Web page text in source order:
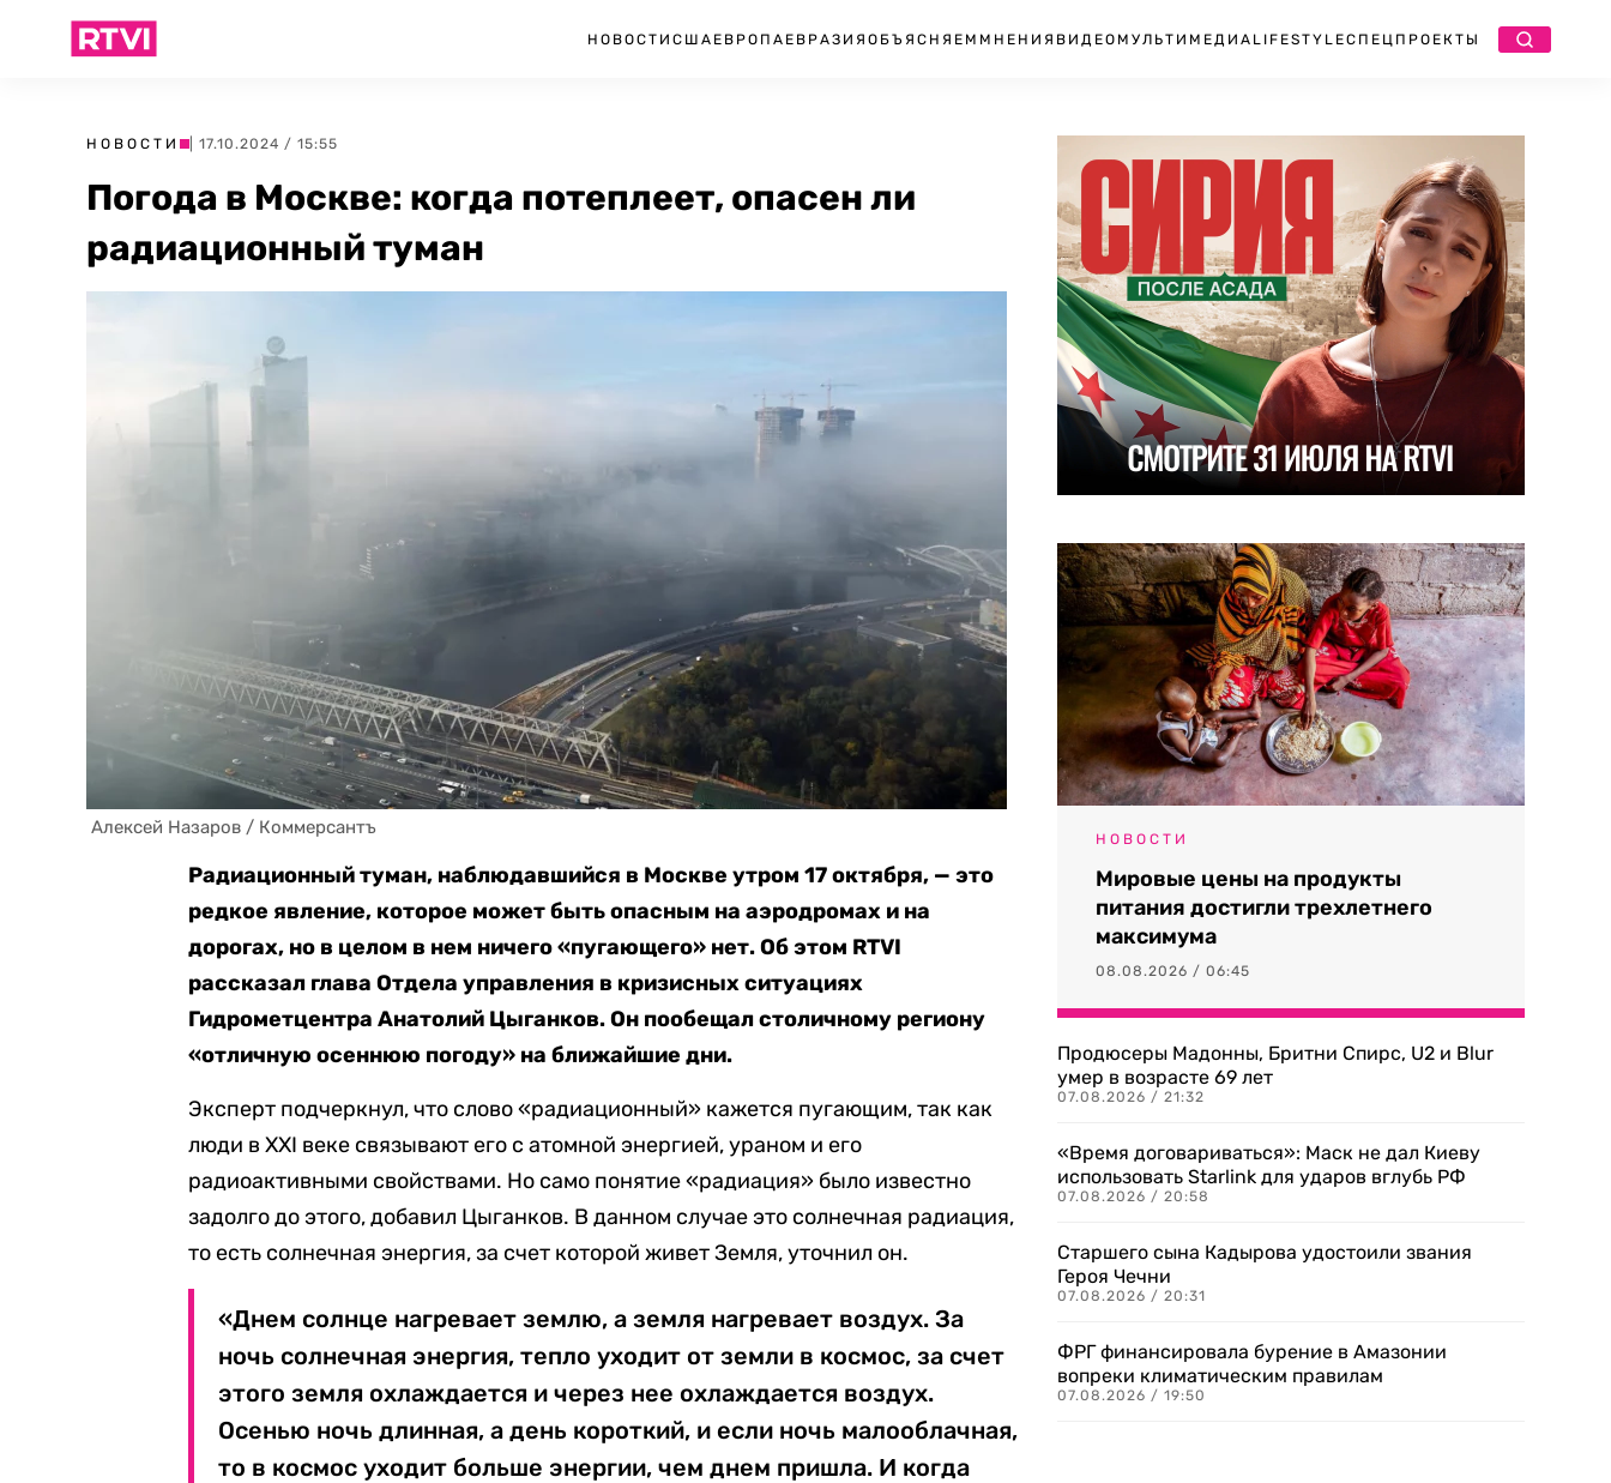
НОВОСТИ США ЕВРОПА ЕВРАЗИЯ ОБЪЯСНЯЕМ МНЕНИЯ ВИДЕО МУЛЬТИМЕДИА LIFESTYLEСПЕЦПРОЕКТЫ
НОВОСТИ | 17.10.2024 / 15:55
Погода в Москве: когда потеплеет, опасен ли
радиационный туман
Алексей Назаров / Коммерсантъ
Радиационный туман, наблюдавшийся в Москве утром 17 октября, — это
редкое явление, которое может быть опасным на аэродромах и на
дорогах, но в целом в нем ничего «пугающего» нет. Об этом RTVI
рассказал глава Отдела управления в кризисных ситуациях
Гидрометцентра Анатолий Цыганков. Он пообещал столичному региону
«отличную осеннюю погоду» на ближайшие дни.
Эксперт подчеркнул, что слово «радиационный» кажется пугающим, так как
люди в XXI веке связывают его с атомной энергией, ураном и его
радиоактивными свойствами. Но само понятие «радиация» было известно
задолго до этого, добавил Цыганков. В данном случае это солнечная радиация,
то есть солнечная энергия, за счет которой живет Земля, уточнил он.
«Днем солнце нагревает землю, а земля нагревает воздух. За
ночь солнечная энергия, тепло уходит от земли в космос, за счет
этого земля охлаждается и через нее охлаждается воздух.
Осенью ночь длинная, а день короткий, и если ночь малооблачная,
то в космос уходит больше энергии, чем днем пришла. И когда
НОВОСТИ
Мировые цены на продукты
питания достигли трехлетнего
максимума
08.08.2026 / 06:45
Продюсеры Мадонны, Бритни Спирс, U2 и Blur
умер в возрасте 69 лет
07.08.2026 / 21:32
«Время договариваться»: Маск не дал Киеву
использовать Starlink для ударов вглубь РФ
07.08.2026 / 20:58
Старшего сына Кадырова удостоили звания
Героя Чечни
07.08.2026 / 20:31
ФРГ финансировала бурение в Амазонии
вопреки климатическим правилам
07.08.2026 / 19:50